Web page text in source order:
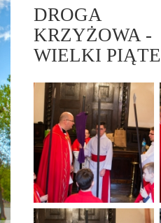
DROGA
KRZYŻOWA -
WIELKI